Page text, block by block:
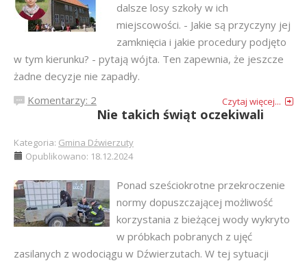
dalsze losy szkoły w ich
miejscowości. - Jakie są przyczyny jej
zamknięcia i jakie procedury podjęto
w tym kierunku? - pytają wójta. Ten zapewnia, że jeszcze
żadne decyzje nie zapadły.
Komentarzy: 2
Czytaj więcej...
Nie takich świąt oczekiwali
Kategoria: Gmina Dźwierzuty
Opublikowano: 18.12.2024
Ponad sześciokrotne przekroczenie
normy dopuszczającej możliwość
korzystania z bieżącej wody wykryto
w próbkach pobranych z ujęć
zasilanych z wodociągu w Dźwierzutach. W tej sytuacji